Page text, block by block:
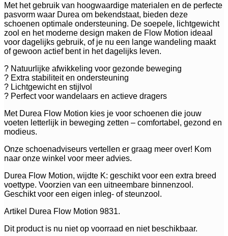
Met het gebruik van hoogwaardige materialen en de perfecte
pasvorm waar Durea om bekendstaat, bieden deze
schoenen optimale ondersteuning. De soepele, lichtgewicht
zool en het moderne design maken de Flow Motion ideaal
voor dagelijks gebruik, of je nu een lange wandeling maakt
of gewoon actief bent in het dagelijks leven.
? Natuurlijke afwikkeling voor gezonde beweging
? Extra stabiliteit en ondersteuning
? Lichtgewicht en stijlvol
? Perfect voor wandelaars en actieve dragers
Met Durea Flow Motion kies je voor schoenen die jouw
voeten letterlijk in beweging zetten – comfortabel, gezond en
modieus.
Onze schoenadviseurs vertellen er graag meer over! Kom
naar onze winkel voor meer advies.
Durea Flow Motion, wijdte K: geschikt voor een extra breed
voettype. Voorzien van een uitneembare binnenzool.
Geschikt voor een eigen inleg- of steunzool.
Artikel Durea Flow Motion 9831.
Dit product is nu niet op voorraad en niet beschikbaar.